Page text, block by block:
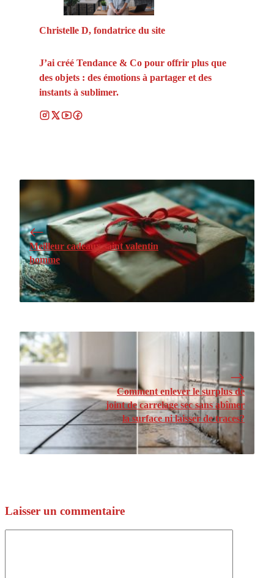
Christelle D, fondatrice du site
J’ai créé Tendance & Co pour offrir plus que
des objets : des émotions à partager et des
instants à sublimer.
Meilleur cadeaux saint valentin
homme
Comment enlever le surplus de
joint de carrelage sec sans abîmer
la surface ni laisser de traces?
Laisser un commentaire